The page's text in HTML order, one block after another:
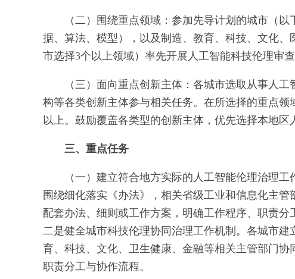
（二）围绕重点领域：参加先导计划的城市（
据、算法、模型），以及制造、教育、科技、文化
市选择3个以上领域）率先开展人工智能科技伦理审查
（三）面向重点创新主体：各城市选取从事人
构等各类创新主体参与相关任务。在所选择的重点
以上。鼓励覆盖各类型的创新主体，优先选择本地区
三、重点任务
（一）建立符合地方实际的人工智能伦理治理
围绕细化落实《办法》，相关省级工业和信息化主
配套办法、细则或工作方案，明确工作程序、职责分
二是健全城市科技伦理协同治理工作机制。各城市
育、科技、文化、卫生健康、金融等相关主管部门
职责分工与协作流程。